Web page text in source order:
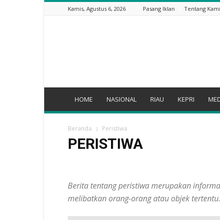
Kamis, Agustus 6, 2026 Pasang Iklan Tentang Kami
HOME NASIONAL RIAU KEPRI
Beranda Peristiwa
PERISTIWA
Lifestyle
Lingkungan Hidup Medan Bung!
Pemerintahan
Peristiwa
Sosial
Teknologi TELISIK
Berita tentang peristiwa merupakan
melibatkan orang-orang atau objek tertentu.